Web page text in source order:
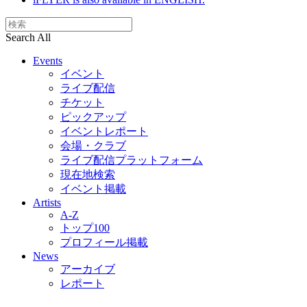
Search All
Events
イベント
ライブ配信
チケット
ピックアップ
イベントレポート
会場・クラブ
ライブ配信プラットフォーム
現在地検索
イベント掲載
Artists
A-Z
トップ100
プロフィール掲載
News
アーカイブ
レポート